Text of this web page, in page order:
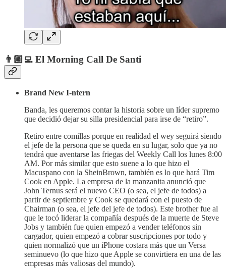
👨🏼‍💻 El Morning Call De Santi
Brand New I-ntern
Banda, les queremos contar la historia sobre un líder supremo
que decidió dejar su silla presidencial para irse de “retiro”.
Retiro entre comillas porque en realidad el wey seguirá siendo
el jefe de la persona que se queda en su lugar, solo que ya no
tendrá que aventarse las friegas del Weekly Call los lunes 8:00
AM. Por más similar que esto suene a lo que hizo el
Macuspano con la SheinBrown, también es lo que hará Tim
Cook en Apple. La empresa de la manzanita anunció que
John Ternus será el nuevo CEO (o sea, el jefe de todos) a
partir de septiembre y Cook se quedará con el puesto de
Chairman (o sea, el jefe del jefe de todos). Este brother fue al
que le tocó liderar la compañía después de la muerte de Steve
Jobs y también fue quien empezó a vender teléfonos sin
cargador, quien empezó a cobrar suscripciones por todo y
quien normalizó que un iPhone costara más que un Versa
seminuevo (lo que hizo que Apple se convirtiera en una de las
empresas más valiosas del mundo).